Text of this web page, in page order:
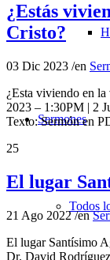
Sermones
Todos
¿Estás
Cristo?
03 Dic 2023 /en
¿Esta viviendo en
2023 – 1:30PM | 2
Texto: Sermón en
25
El lugar
21 Ago 2022/en
El lugar Santísimo
Dr. David